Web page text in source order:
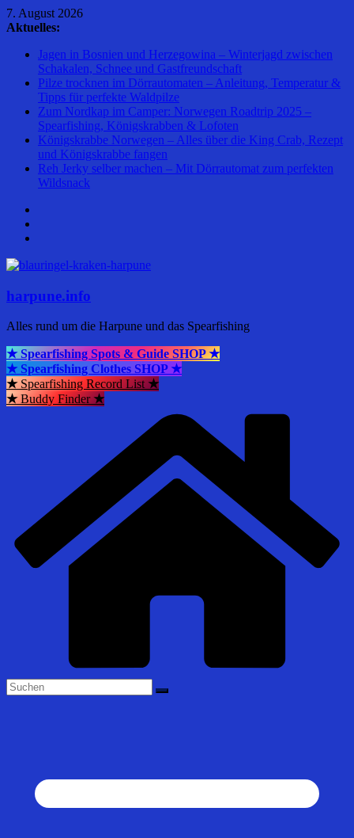
Zum
Inhalt
7. August 2026
Aktuelles:
Jagen in Bosnien und Herzegowina – Winterjagd zwischen
Schakalen, Schnee und Gastfreundschaft
Pilze trocknen im Dörrautomaten – Anleitung, Temperatur &
Tipps für perfekte Waldpilze
Zum Nordkap im Camper: Norwegen Roadtrip 2025 –
Spearfishing, Königskrabben & Lofoten
Königskrabbe Norwegen – Alles über die King Crab, Rezept
und Königskrabbe fangen
Reh Jerky selber machen – Mit Dörrautomat zum perfekten
Wildsnack
harpune.info
Alles rund um die Harpune und das Spearfishing
★ Spearfishing Spots & Guide SHOP ★
★ Spearfishing Clothes SHOP ★
★Spearfishing Record List★
★Buddy Finder★